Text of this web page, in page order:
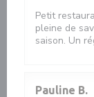
Petit
pleine de
saison. Un
Pauline B